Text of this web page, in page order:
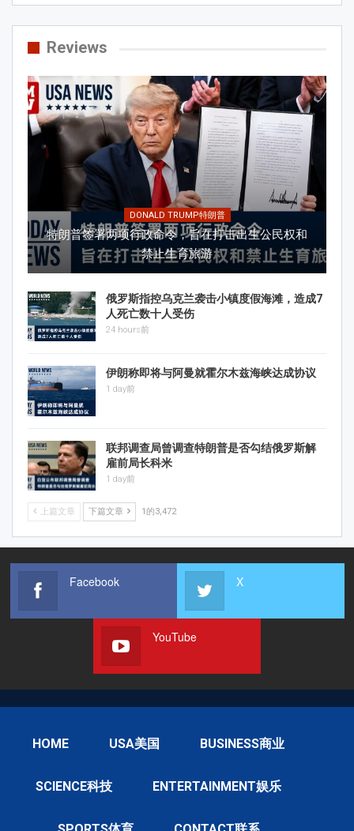
Reviews
DONALD TRUMP特朗普
特朗普签署两项行政命令，旨在打击出生公民权和
禁止生育旅游
俄罗斯指控乌克兰袭击小镇度假海滩，造成7
人死亡数十人受伤
24 hours前
伊朗称即将与阿曼就霍尔木兹海峡达成协议
1 day前
联邦调查局曾调查特朗普是否勾结俄罗斯解
雇前局长科米
1 day前
上篇文章 下篇文章 1的3,472
Facebook X
YouTube
HOME USA美国 BUSINESS商业
SCIENCE科技 ENTERTAINMENT娱乐